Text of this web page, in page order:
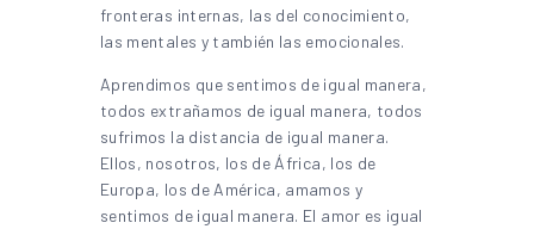
fronteras internas, las del conocimiento,
las mentales y también las emocionales.
Aprendimos que sentimos de igual manera,
todos extrañamos de igual manera, todos
sufrimos la distancia de igual manera.
Ellos, nosotros, los de África, los de
Europa, los de América, amamos y
sentimos de igual manera. El amor es igual